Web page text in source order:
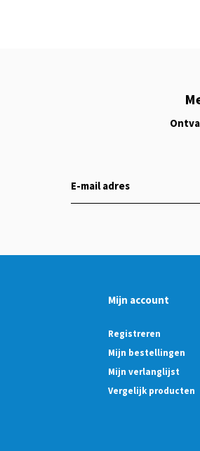
Mijn account
Registreren
Mijn bestellingen
Mijn verlanglijst
Vergelijk producten